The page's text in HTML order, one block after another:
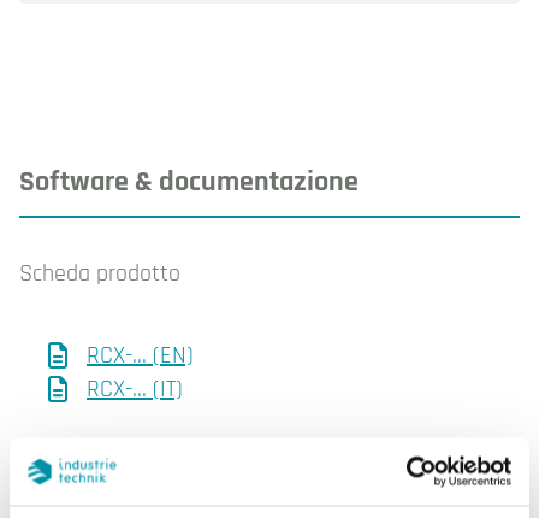
Software & documentazione
Scheda prodotto
RCX-... (EN)
RCX-... (IT)
Istruzioni